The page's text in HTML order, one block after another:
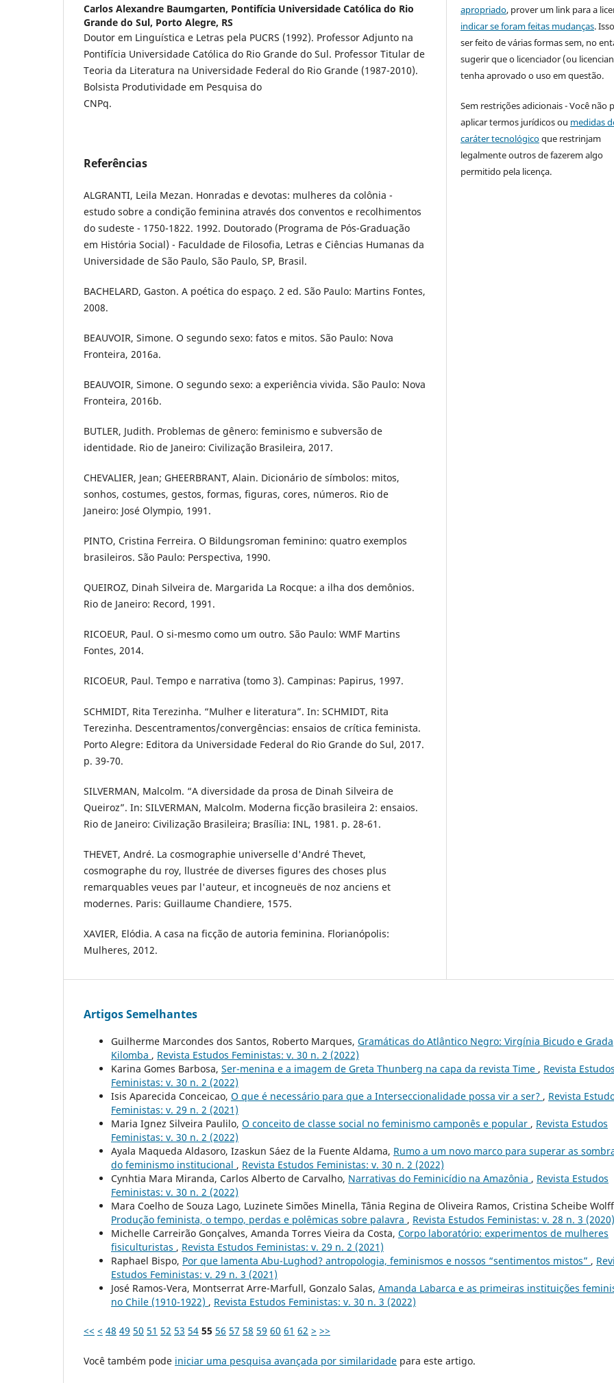
Carlos Alexandre Baumgarten, Pontifícia Universidade Católica do Rio
Grande do Sul, Porto Alegre, RS
Doutor em Linguística e Letras pela PUCRS (1992). Professor Adjunto na
Pontifícia Universidade Católica do Rio Grande do Sul. Professor Titular de
Teoria da Literatura na Universidade Federal do Rio Grande (1987-2010).
Bolsista Produtividade em Pesquisa do
CNPq.
Referências
ALGRANTI, Leila Mezan. Honradas e devotas: mulheres da colônia -
estudo sobre a condição feminina através dos conventos e recolhimentos
do sudeste - 1750-1822. 1992. Doutorado (Programa de Pós-Graduação
em História Social) - Faculdade de Filosofia, Letras e Ciências Humanas da
Universidade de São Paulo, São Paulo, SP, Brasil.
BACHELARD, Gaston. A poética do espaço. 2 ed. São Paulo: Martins Fontes,
2008.
BEAUVOIR, Simone. O segundo sexo: fatos e mitos. São Paulo: Nova
Fronteira, 2016a.
BEAUVOIR, Simone. O segundo sexo: a experiência vivida. São Paulo: Nova
Fronteira, 2016b.
BUTLER, Judith. Problemas de gênero: feminismo e subversão de
identidade. Rio de Janeiro: Civilização Brasileira, 2017.
CHEVALIER, Jean; GHEERBRANT, Alain. Dicionário de símbolos: mitos,
sonhos, costumes, gestos, formas, figuras, cores, números. Rio de
Janeiro: José Olympio, 1991.
PINTO, Cristina Ferreira. O Bildungsroman feminino: quatro exemplos
brasileiros. São Paulo: Perspectiva, 1990.
QUEIROZ, Dinah Silveira de. Margarida La Rocque: a ilha dos demônios.
Rio de Janeiro: Record, 1991.
RICOEUR, Paul. O si-mesmo como um outro. São Paulo: WMF Martins
Fontes, 2014.
RICOEUR, Paul. Tempo e narrativa (tomo 3). Campinas: Papirus, 1997.
SCHMIDT, Rita Terezinha. “Mulher e literatura”. In: SCHMIDT, Rita
Terezinha. Descentramentos/convergências: ensaios de crítica feminista.
Porto Alegre: Editora da Universidade Federal do Rio Grande do Sul, 2017.
p. 39-70.
SILVERMAN, Malcolm. “A diversidade da prosa de Dinah Silveira de
Queiroz”. In: SILVERMAN, Malcolm. Moderna ficção brasileira 2: ensaios.
Rio de Janeiro: Civilização Brasileira; Brasília: INL, 1981. p. 28-61.
THEVET, André. La cosmographie universelle d'André Thevet,
cosmographe du roy, llustrée de diverses figures des choses plus
remarquables veues par l'auteur, et incogneuës de noz anciens et
modernes. Paris: Guillaume Chandiere, 1575.
XAVIER, Elódia. A casa na ficção de autoria feminina. Florianópolis:
Mulheres, 2012.
apropriado, prover um link para a
indicar se foram feitas mudanças.
ser feito de várias formas sem, no
sugerir que o licenciador (ou
tenha aprovado o uso em questão.
Sem restrições adicionais - Você não
aplicar termos jurídicos ou medidas
caráter tecnológicoque restrinjam
legalmente outros de fazerem algo
permitido pela licença.
Artigos Semelhantes
Guilherme Marcondes dos Santos, Roberto Marques, Gramáticas do Atlântico Negro: Virgínia Bicudo e Grada
Kilomba , Revista Estudos Feministas: v. 30 n. 2 (2022)
Karina Gomes Barbosa, Ser-menina e a imagem de Greta Thunberg na capa da revista Time , Revista Estudos
Feministas: v. 30 n. 2 (2022)
Isis Aparecida Conceicao, O que é necessário para que a Interseccionalidade possa vir a ser? , Revista
Feministas: v. 29 n. 2 (2021)
Maria Ignez Silveira Paulilo, O conceito de classe social no feminismo camponês e popular , Revista Estudos
Feministas: v. 30 n. 2 (2022)
Ayala Maqueda Aldasoro, Izaskun Sáez de la Fuente Aldama, Rumo a um novo marco para superar as
do feminismo institucional , Revista Estudos Feministas: v. 30 n. 2 (2022)
Cynhtia Mara Miranda, Carlos Alberto de Carvalho, Narrativas do Feminicídio na Amazônia , Revista Estudos
Feministas: v. 30 n. 2 (2022)
Mara Coelho de Souza Lago, Luzinete Simões Minella, Tânia Regina de Oliveira Ramos, Cristina Scheibe
Produção feminista, o tempo, perdas e polêmicas sobre palavra , Revista Estudos Feministas: v. 28 n. 3 (2020)
Michelle Carreirão Gonçalves, Amanda Torres Vieira da Costa, Corpo laboratório: experimentos de mulheres
fisiculturistas , Revista Estudos Feministas: v. 29 n. 2 (2021)
Raphael Bispo, Por que lamenta Abu-Lughod? antropologia, feminismos e nossos “sentimentos mistos” ,
Estudos Feministas: v. 29 n. 3 (2021)
José Ramos-Vera, Montserrat Arre-Marfull, Gonzalo Salas, Amanda Labarca e as primeiras instituições
no Chile (1910-1922) , Revista Estudos Feministas: v. 30 n. 3 (2022)
<< < 48 49 50 51 52 53 54 55 56 57 58 59 60 61 62 > >>
Você também pode iniciar uma pesquisa avançada por similaridade para este artigo.